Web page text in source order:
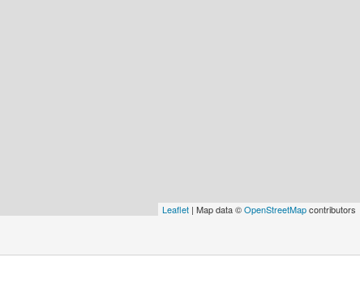
Leaflet | Map data ©OpenStreetMapcontributors